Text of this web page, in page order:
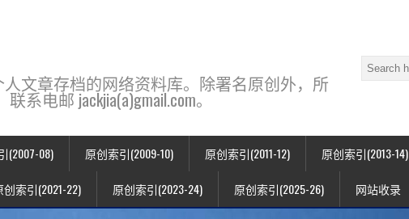
人文章存档的网络资料库。除署名原创外，所
系电邮 jackjia(a)gmail.com。
(2007-08) 原创索引(2009-10) 原创索引(2011-12) 原创索引(2013-14)
创索引(2021-22) 原创索引(2023-24) 原创索引(2025-26) 网站收录